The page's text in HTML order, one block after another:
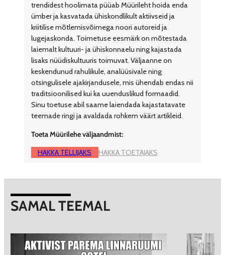
trendidest hoolimata püüab Müürileht hoida enda
ümber ja kasvatada ühiskondlikult aktiivseid ja
kriitilise mõtlemisvõimega noori autoreid ja
lugejaskonda. Toimetuse eesmärk on mõtestada
laiemalt kultuuri- ja ühiskonnaelu ning kajastada
lisaks nüüdiskultuuris toimuvat. Väljaanne on
keskendunud rahulikule, analüüsivale ning
otsingulisele ajakirjandusele, mis ühendab endas nii
traditsioonilised kui ka uuenduslikud formaadid.
Sinu toetuse abil saame laiendada kajastatavate
teemade ringi ja avaldada rohkem väärt artikleid.
Toeta Müürilehe väljaandmist:
HAKKA TELLIJAKS HAKKA TOETAJAKS
SAMAL TEEMAL